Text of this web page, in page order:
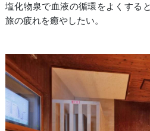
塩化物泉で血液の循環をよくする
旅の疲れを癒やしたい。